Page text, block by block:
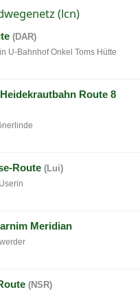
(lcn)
(DAR)
in U-Bahnhof Onkel Toms Hütte
Route 8
Route (Lui)
Meridian
(NSR)